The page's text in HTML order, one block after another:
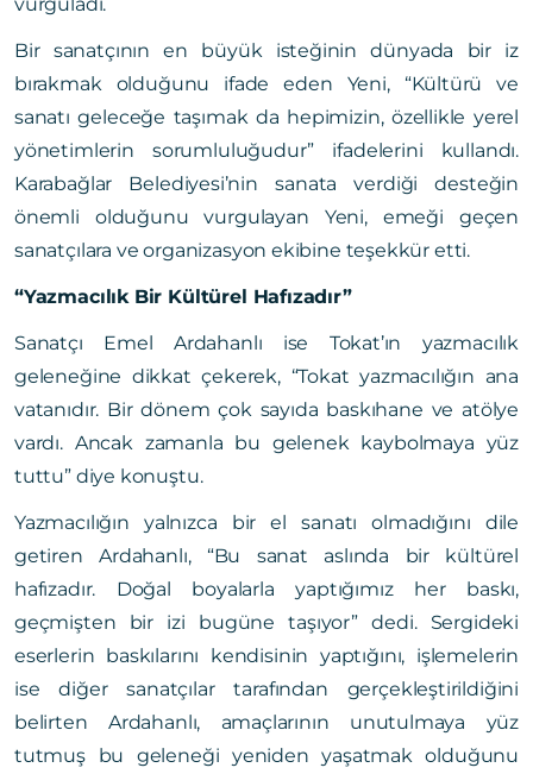
Bir sanatçının en büyük isteğinin dünyada bir iz
bırakmak olduğunu ifade eden Yeni, “Kültürü ve
sanatı geleceğe taşımak da hepimizin, özellikle yerel
yönetimlerin sorumluluğudur” ifadelerini kullandı.
Karabağlar Belediyesi’nin sanata verdiği desteğin
önemli olduğunu vurgulayan Yeni, emeği geçen
sanatçılara ve organizasyon ekibine teşekkür etti.
“Yazmacılık Bir Kültürel Hafızadır”
Sanatçı Emel Ardahanlı ise Tokat’ın yazmacılık
geleneğine dikkat çekerek, “Tokat yazmacılığın ana
vatanıdır. Bir dönem çok sayıda baskıhane ve atölye
vardı. Ancak zamanla bu gelenek kaybolmaya yüz
tuttu” diye konuştu.
Yazmacılığın yalnızca bir el sanatı olmadığını dile
getiren Ardahanlı, “Bu sanat aslında bir kültürel
hafızadır. Doğal boyalarla yaptığımız her baskı,
geçmişten bir izi bugüne taşıyor” dedi. Sergideki
eserlerin baskılarını kendisinin yaptığını, işlemelerin
ise diğer sanatçılar tarafından gerçekleştirildiğini
belirten Ardahanlı, amaçlarının unutulmaya yüz
tutmuş bu geleneği yeniden yaşatmak olduğunu